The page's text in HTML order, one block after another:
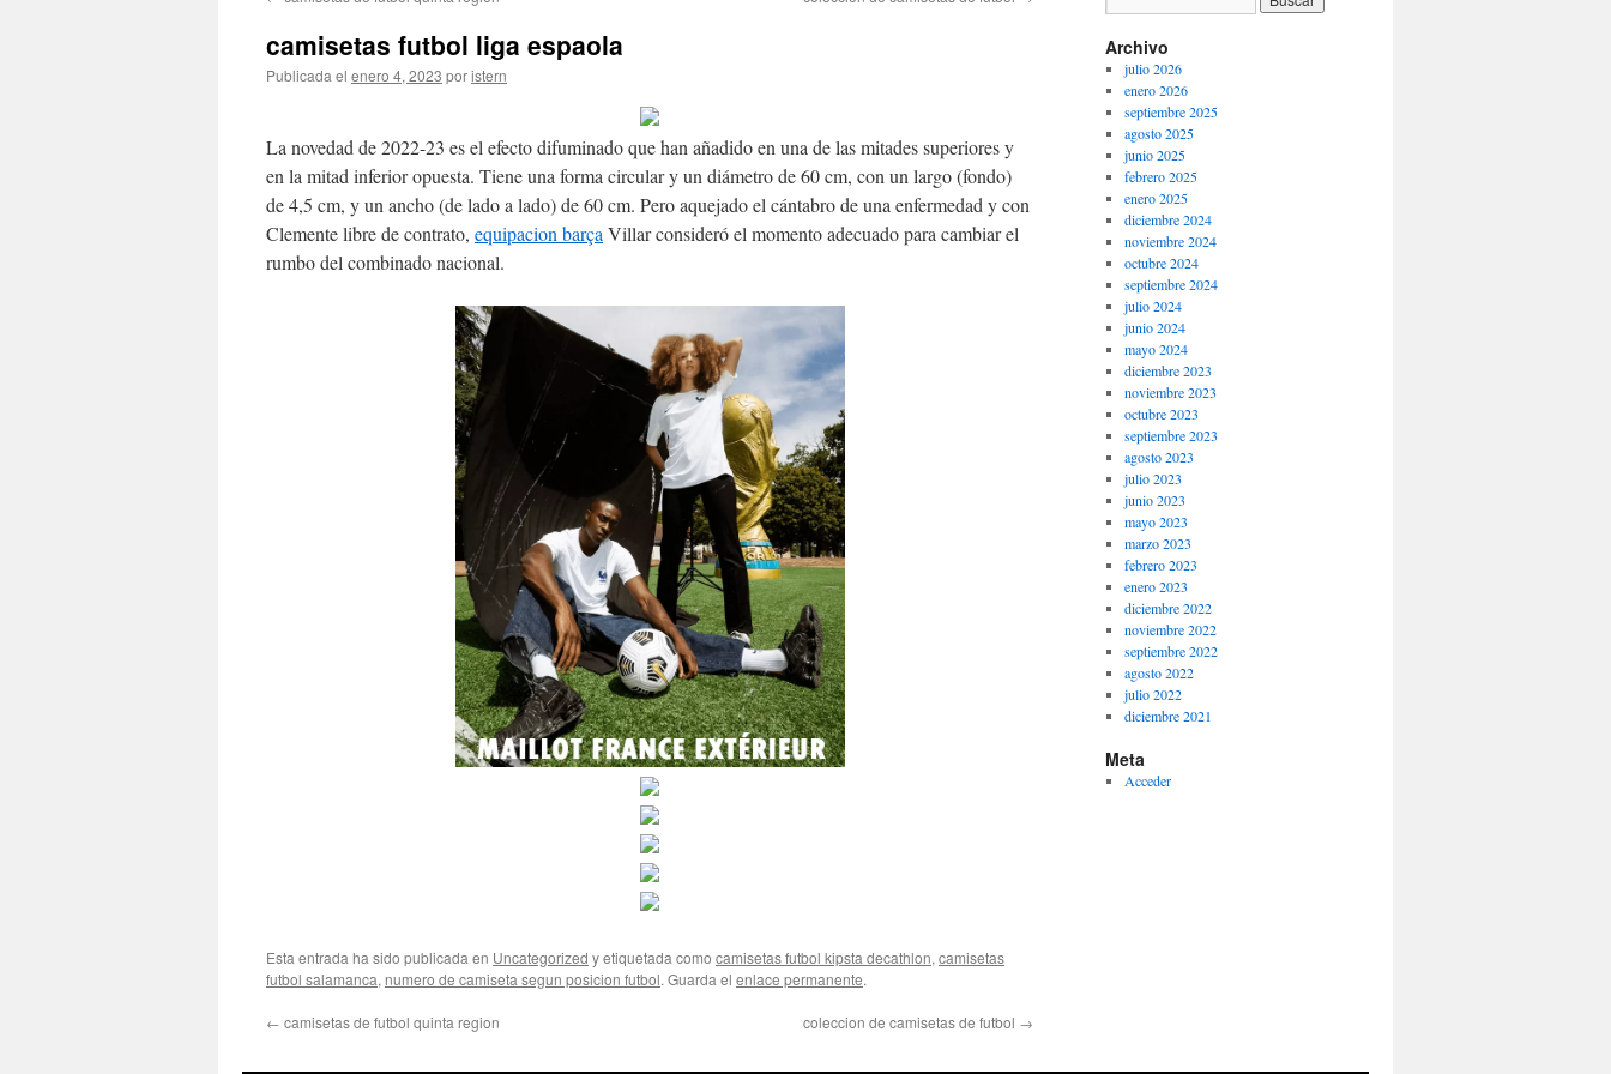
contenido
camisetas futbol liga espaola
Publicada el enero 4, 2023 poristern
La novedad de 2022-23 es el efecto difuminado que han añadido en una de las mitades superiores y
en la mitad inferior opuesta. Tiene una forma circular y un diámetro de 60 cm, con un largo (fondo)
de 4,5 cm, y un ancho (de lado a lado) de 60 cm. Pero aquejado el cántabro de una enfermedad y con
Clemente libre de contrato, equipacion barça Villar consideró el momento adecuado para cambiar el
rumbo del combinado nacional.
Esta entrada ha sido publicada en Uncategorized y etiquetada como camisetas futbol kipsta decathlon, camisetas
futbol salamanca, numero de camiseta segun posicion futbol. Guarda el enlace permanente.
← camisetas de futbol quinta region coleccion de camisetas de futbol →
Archivo
julio 2026
enero 2026
septiembre 2025
agosto 2025
junio 2025
febrero 2025
enero 2025
diciembre 2024
noviembre 2024
octubre 2024
septiembre 2024
julio 2024
junio 2024
mayo 2024
diciembre 2023
noviembre 2023
octubre 2023
septiembre 2023
agosto 2023
julio 2023
junio 2023
mayo 2023
marzo 2023
febrero 2023
enero 2023
diciembre 2022
noviembre 2022
septiembre 2022
agosto 2022
julio 2022
diciembre 2021
Meta
Acceder